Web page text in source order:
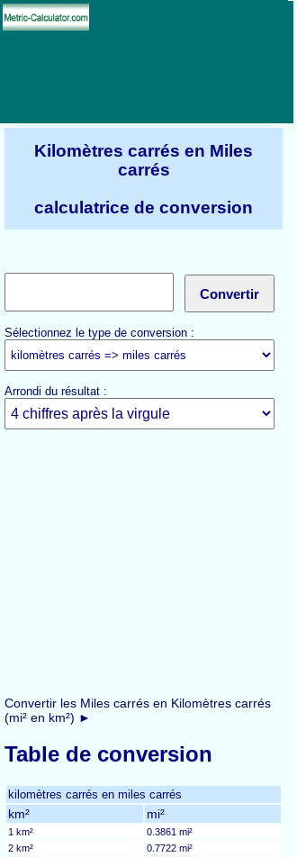
Kilomètres carrés en Miles
carrés
calculatrice de conversion
Sélectionnez le type de conversion :
Arrondi du résultat :
Convertir les Miles carrés en Kilomètres carrés
(mi² en km²) ►
Table de conversion
kilomètres carrés en miles carrés
km² mi²
1 km²
0.3861 mi²
2 km²
0.7722 mi²